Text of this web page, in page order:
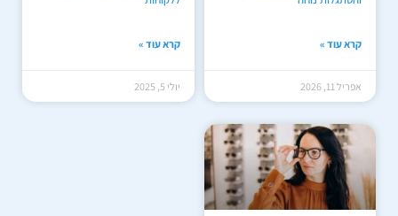
קרא עוד »
אפריל 11, 2026
קרא עוד »
יולי 5, 2025